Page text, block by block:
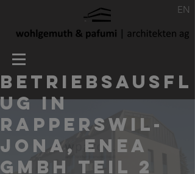
EN
BETRIEBSAUSFL
UG IN
RAPPERSWIL-
JONA, ENEA
GMBH TEIL 2